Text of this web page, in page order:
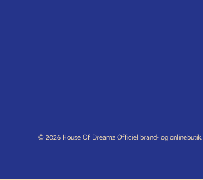
© 2026 House Of Dreamz Officiel brand- og onlinebutik.